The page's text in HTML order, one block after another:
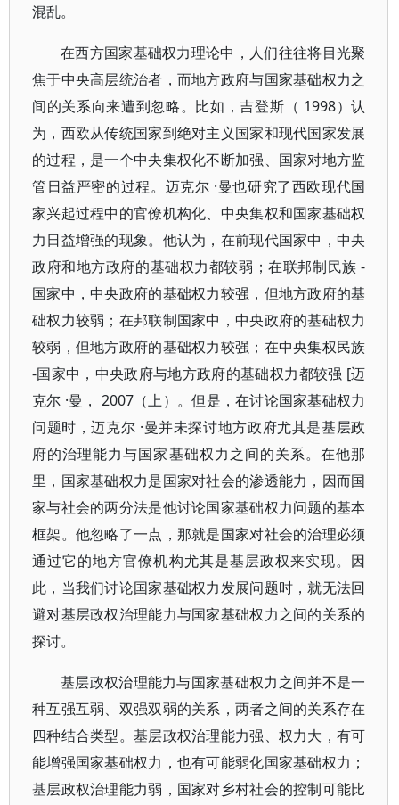
混乱。
在西方国家基础权力理论中，人们往往将目光聚
焦于中央高层统治者，而地方政府与国家基础权力之
间的关系向来遭到忽略。比如，吉登斯（ 1998）认
为，西欧从传统国家到绝对主义国家和现代国家发展
的过程，是一个中央集权化不断加强、国家对地方监
管日益严密的过程。迈克尔 ·曼也研究了西欧现代国
家兴起过程中的官僚机构化、中央集权和国家基础权
力日益增强的现象。他认为，在前现代国家中，中央
政府和地方政府的基础权力都较弱；在联邦制民族 -
国家中，中央政府的基础权力较强，但地方政府的基
础权力较弱；在邦联制国家中，中央政府的基础权力
较弱，但地方政府的基础权力较强；在中央集权民族
-国家中，中央政府与地方政府的基础权力都较强 [迈
克尔 ·曼， 2007（上）。但是，在讨论国家基础权力
问题时，迈克尔 ·曼并未探讨地方政府尤其是基层政
府的治理能力与国家基础权力之间的关系。在他那
里，国家基础权力是国家对社会的渗透能力，因而国
家与社会的两分法是他讨论国家基础权力问题的基本
框架。他忽略了一点，那就是国家对社会的治理必须
通过它的地方官僚机构尤其是基层政权来实现。因
此，当我们讨论国家基础权力发展问题时，就无法回
避对基层政权治理能力与国家基础权力之间的关系的
探讨。
基层政权治理能力与国家基础权力之间并不是一
种互强互弱、双强双弱的关系，两者之间的关系存在
四种结合类型。基层政权治理能力强、权力大，有可
能增强国家基础权力，也有可能弱化国家基础权力；
基层政权治理能力弱，国家对乡村社会的控制可能比